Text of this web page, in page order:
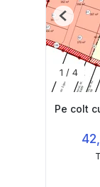
1 / 4
Previous
Pe colt